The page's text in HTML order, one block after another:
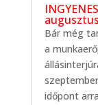
Bár még
a
időpont